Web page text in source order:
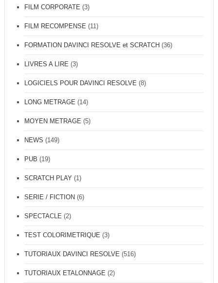
FILM CORPORATE (3)
FILM RECOMPENSE (11)
FORMATION DAVINCI RESOLVE et SCRATCH(36)
LIVRES A LIRE (3)
LOGICIELS POUR DAVINCI RESOLVE (8)
LONG METRAGE (14)
MOYEN METRAGE (5)
NEWS (149)
PUB (19)
SCRATCH PLAY(1)
SERIE / FICTION(6)
SPECTACLE (2)
TEST COLORIMETRIQUE (3)
TUTORIAUX DAVINCI RESOLVE (516)
TUTORIAUX ETALONNAGE (2)